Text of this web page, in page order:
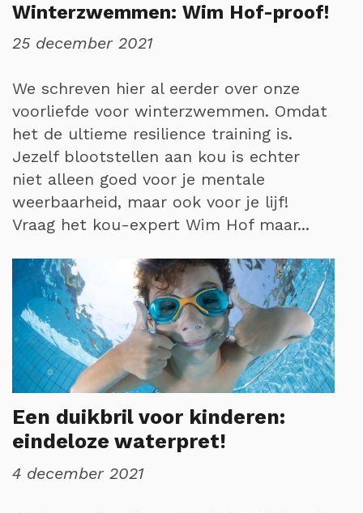
Winterzwemmen: Wim Hof-proof!
25 december 2021
We schreven hier al eerder over onze
voorliefde voor winterzwemmen. Omdat
het de ultieme resilience training is.
Jezelf blootstellen aan kou is echter
niet alleen goed voor je mentale
weerbaarheid, maar ook voor je lijf!
Vraag het kou-expert Wim Hof maar...
Een duikbril voor kinderen:
eindeloze waterpret!
4 december 2021